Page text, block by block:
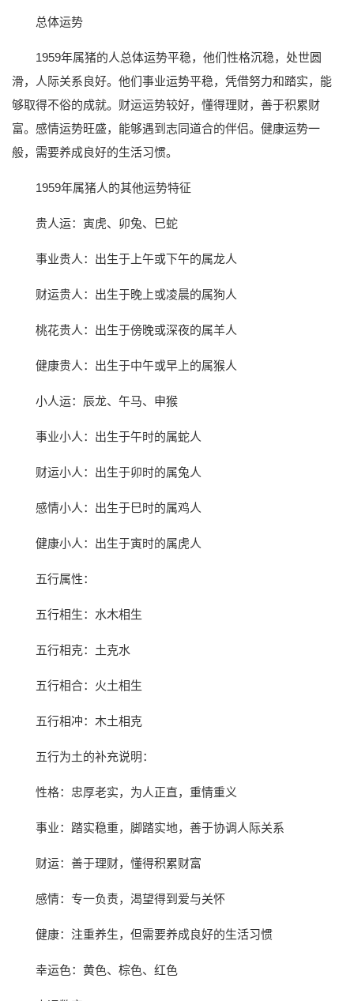
总体运势
1959年属猪的人总体运势平稳，他们性格沉稳，处世圆
滑，人际关系良好。他们事业运势平稳，凭借努力和踏实，能
够取得不俗的成就。财运运势较好，懂得理财，善于积累财
富。感情运势旺盛，能够遇到志同道合的伴侣。健康运势一
般，需要养成良好的生活习惯。
1959年属猪人的其他运势特征
贵人运：寅虎、卯兔、巳蛇
事业贵人：出生于上午或下午的属龙人
财运贵人：出生于晚上或凌晨的属狗人
桃花贵人：出生于傍晚或深夜的属羊人
健康贵人：出生于中午或早上的属猴人
小人运：辰龙、午马、申猴
事业小人：出生于午时的属蛇人
财运小人：出生于卯时的属兔人
感情小人：出生于巳时的属鸡人
健康小人：出生于寅时的属虎人
五行属性：
五行相生：水木相生
五行相克：土克水
五行相合：火土相生
五行相冲：木土相克
五行为土的补充说明：
性格：忠厚老实，为人正直，重情重义
事业：踏实稳重，脚踏实地，善于协调人际关系
财运：善于理财，懂得积累财富
感情：专一负责，渴望得到爱与关怀
健康：注重养生，但需要养成良好的生活习惯
幸运色：黄色、棕色、红色